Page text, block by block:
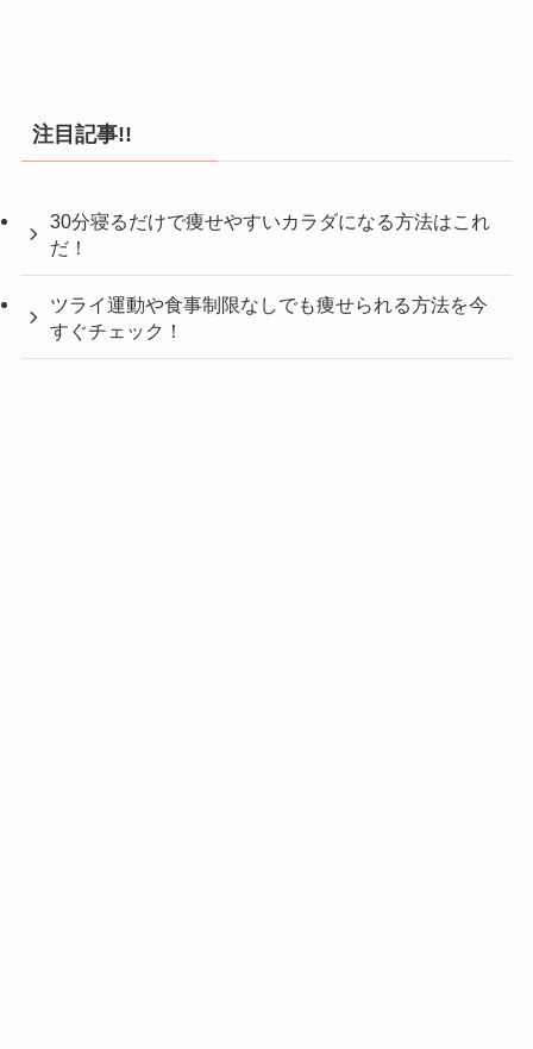
注目記事!!
30分寝るだけで痩せやすいカラダになる方法はこれ
だ！
ツライ運動や食事制限なしでも痩せられる方法を今
すぐチェック！